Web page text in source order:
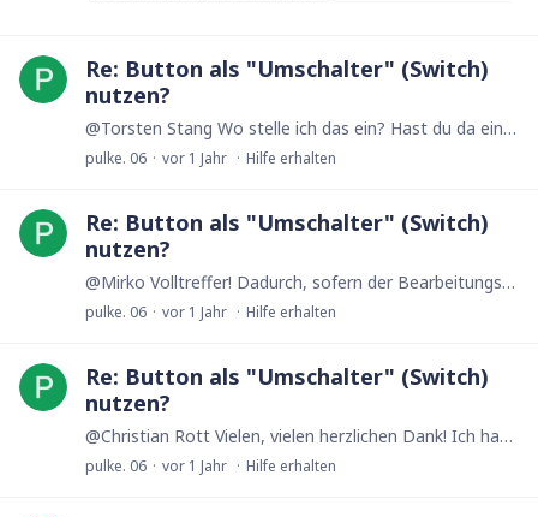
Re: Button als "Umschalter" (Switch)
nutzen?
@Torsten Stang Wo stelle ich das ein? Hast du da ein Beispiel? Ich nutze wie gesagt Ninox am MacBook über die Anwendung direkt, also nicht Browser. Ich kann derzeit die Einstellungen nicht dazu…
pulke. 06 vor 1 Jahr Hilfe erhalten
Re: Button als "Umschalter" (Switch)
nutzen?
@Mirko Volltreffer! Dadurch, sofern der Bearbeitungsmodus auf der iPhone-App nicht aktiv ist, zeigt es im Anschluss dieses Feld ebenfalls nicht mehr mit an. Wieder etwas gelernt.…
pulke. 06 vor 1 Jahr Hilfe erhalten
Re: Button als "Umschalter" (Switch)
nutzen?
@Christian Rott Vielen, vielen herzlichen Dank! Ich habe dein Beispiel mit der Version 2, dem Button, heruntergeladen, angeschaut und dann exakt so umgesetzt (natürlich andere Namen).…
pulke. 06 vor 1 Jahr Hilfe erhalten